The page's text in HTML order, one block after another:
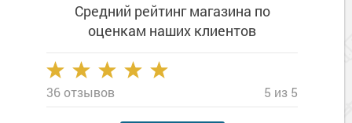
Средний рейтинг магазина по
оценкам наших клиентов
36 отзывов 5 из 5